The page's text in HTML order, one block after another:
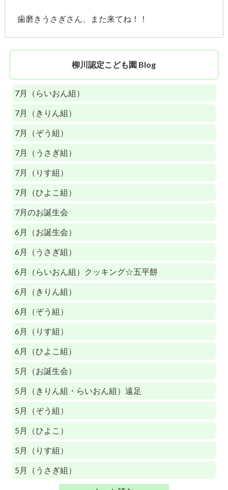
歯磨きうさぎさん、また来てね！！
柳川認定こども園 Blog
7月（らいおん組）
7月（きりん組）
7月（ぞう組）
7月（うさぎ組）
7月（りす組）
7月（ひよこ組）
7月のお誕生会
6月（お誕生会）
6月（うさぎ組）
6月（らいおん組）クッキング☆五平餅
6月（きりん組）
6月（ぞう組）
6月（りす組）
6月（ひよこ組）
5月（お誕生会）
5月（きりん組・らいおん組）遠足
5月（ぞう組）
5月（ひよこ）
5月（りす組）
5月（うさぎ組）